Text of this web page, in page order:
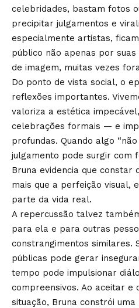
celebridades, bastam fotos
precipitar julgamentos e
especialmente artistas,
público não apenas por
de imagem, muitas vezes
Do ponto de vista social, o
reflexões importantes.
valoriza a estética
celebrações formais — e
profundas. Quando algo
julgamento pode surgir com
Bruna evidencia que constar
mais que a perfeição visual,
parte da vida real.
A repercussão talvez
para ela e para outras
constrangimentos similares.
públicas pode gerar
tempo pode impulsionar
compreensivos. Ao aceitar e
situação, Bruna constrói